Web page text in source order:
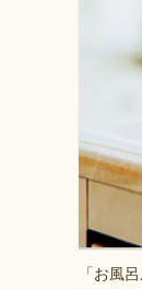
「お風